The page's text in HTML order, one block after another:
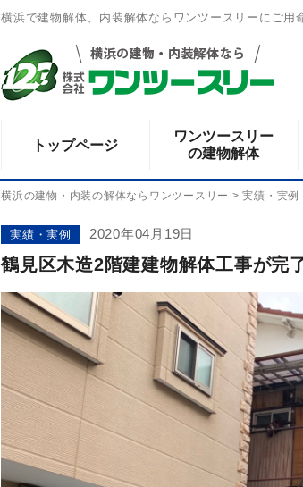
横浜で建物解体、内装解体ならワンツースリーにご用
トップページ
ワンツースリー
の建物解体
横浜の建物・内装の解体ならワンツースリー >実績・実例
実績・実例 2020年04月19日
鶴見区木造2階建建物解体工事が完